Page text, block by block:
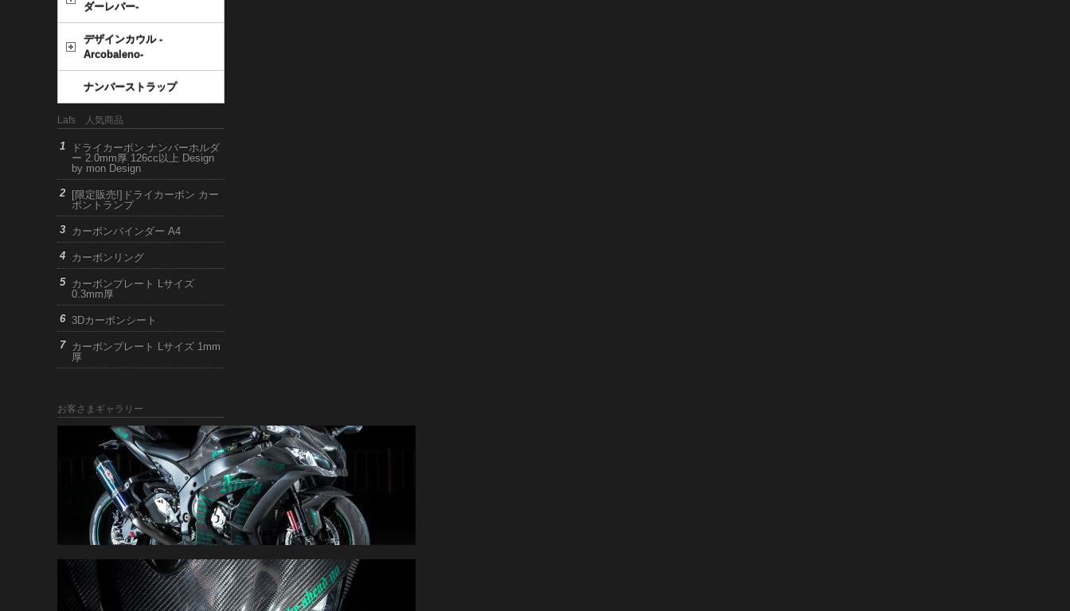
ダーレバー-
デザインカウル -
Arcobaleno-
ナンバーストラップ
Lafs 人気商品
ドライカーボン ナンバーホルダ
ー 2.0mm厚 126cc以上 Design
by mon Design
[限定販売!]ドライカーボン カー
ボントランプ
カーボンバインダー A4
カーボンリング
カーボンプレート Lサイズ
0.3mm厚
3Dカーボンシート
カーボンプレート Lサイズ 1mm
厚
お客さまギャラリー